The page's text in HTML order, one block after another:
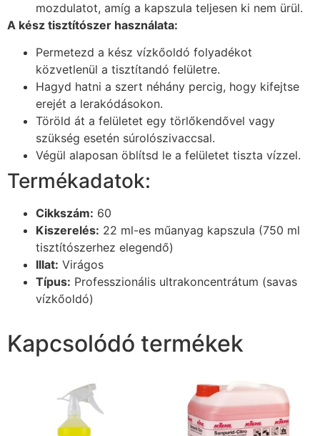
mozdulatot, amíg a kapszula teljesen ki nem ürül.
A kész tisztítószer használata:
Permetezd a kész vízkőoldó folyadékot
közvetlenül a tisztítandó felületre.
Hagyd hatni a szert néhány percig, hogy kifejtse
erejét a lerakódásokon.
Töröld át a felületet egy törlőkendővel vagy
szükség esetén súrolószivaccsal.
Végül alaposan öblítsd le a felületet tiszta vízzel.
Termékadatok:
Cikkszám: 60
Kiszerelés: 22 ml-es műanyag kapszula (750 ml
tisztítószerhez elegendő)
Illat: Virágos
Típus: Professzionális ultrakoncentrátum (savas
vízkőoldó)
Kapcsolódó termékek